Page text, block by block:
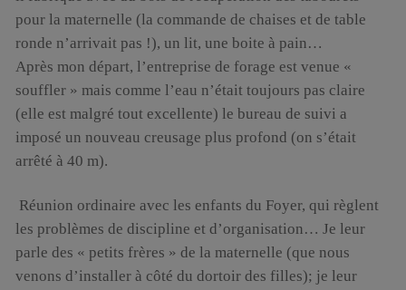
pour la maternelle (la commande de chaises et de table
ronde n’arrivait pas !), un lit, une boite à pain…
Après mon départ, l’entreprise de forage est venue «
souffler » mais comme l’eau n’était toujours pas claire
(elle est malgré tout excellente) le bureau de suivi a
imposé un nouveau creusage plus profond (on s’était
arrêté à 40 m).
Réunion ordinaire avec les enfants du Foyer, qui règlent
les problèmes de discipline et d’organisation… Je leur
parle des « petits frères » de la maternelle (que nous
venons d’installer à côté du dortoir des filles); je leur